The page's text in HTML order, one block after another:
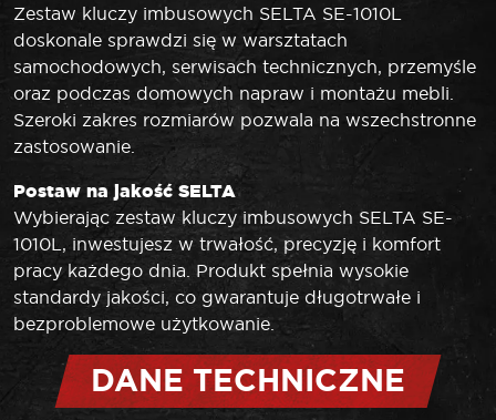
Zestaw kluczy imbusowych SELTA SE-1010L
doskonale sprawdzi się w warsztatach
samochodowych, serwisach technicznych, przemyśle
oraz podczas domowych napraw i montażu mebli.
Szeroki zakres rozmiarów pozwala na wszechstronne
zastosowanie.
Postaw na jakość SELTA
Wybierając zestaw kluczy imbusowych SELTA SE-
1010L, inwestujesz w trwałość, precyzję i komfort
pracy każdego dnia. Produkt spełnia wysokie
standardy jakości, co gwarantuje długotrwałe i
bezproblemowe użytkowanie.
DANE TECHNICZNE